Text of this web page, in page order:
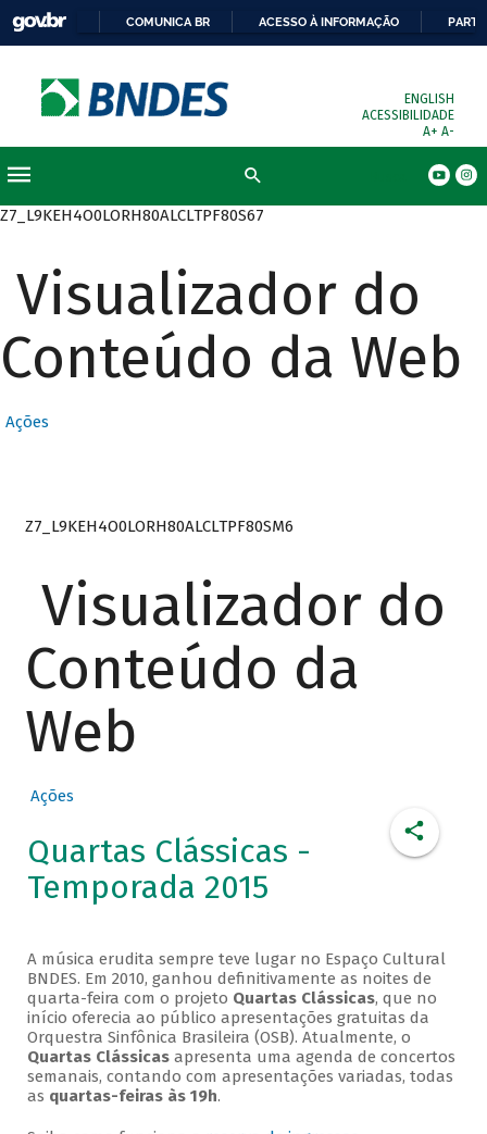
COMUNICA BR ACESSO À INFORMAÇÃO
ENGLISH
ACESSIBILIDADE
A+ A-
Z7_L9KEH4O0LORH80ALCLTPF80S67
Visualizador do
Conteúdo da Web
Ações
Z7_L9KEH4O0LORH80ALCLTPF80SM6
Visualizador do
Conteúdo da
Web
Ações
Quartas Clássicas -
Temporada 2015
A música erudita sempre teve lugar no Espaço Cultural
BNDES. Em 2010, ganhou definitivamente as noites de
quarta-feira com o projeto Quartas Clássicas, que no
início oferecia ao público apresentações gratuitas da
Orquestra Sinfônica Brasileira (OSB). Atualmente, o
Quartas Clássicasapresenta uma agenda de concertos
semanais, contando com apresentações variadas, todas
as quartas-feiras às 19h.